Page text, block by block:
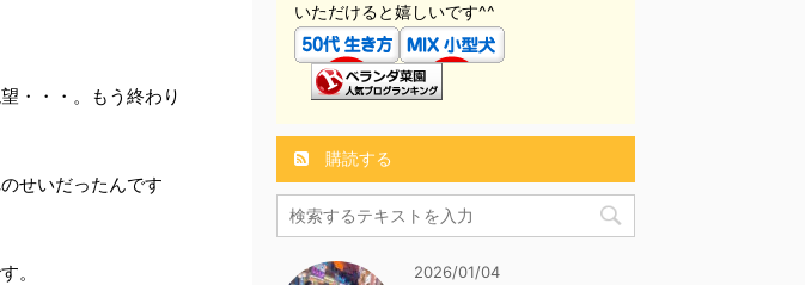
・・・。もう終わり
せいだったんです
。
いただけると嬉しいです^^
購読する
2026/01/04